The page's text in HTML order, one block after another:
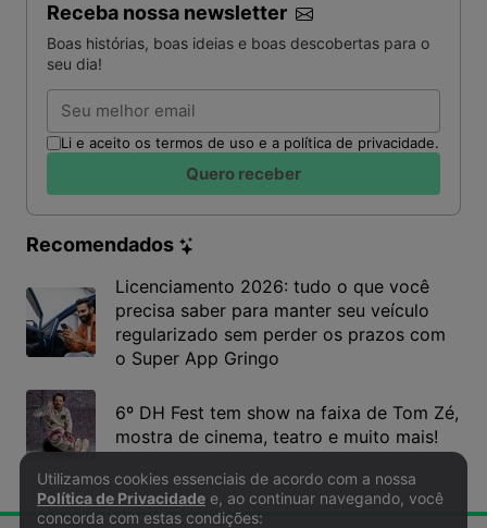
Receba nossa newsletter
Boas histórias, boas ideias e boas descobertas para o
seu dia!
Email
Li e aceito os termos de uso e a política de privacidade.
Quero receber
Recomendados
Licenciamento 2026: tudo o que você
precisa saber para manter seu veículo
regularizado sem perder os prazos com
o Super App Gringo
6º DH Fest tem show na faixa de Tom Zé,
mostra de cinema, teatro e muito mais!
Política de Privacidade e Cookies
Utilizamos cookies essenciais de acordo com a nossa
Política de Privacidade e, ao continuar navegando, você
concorda com estas condições: